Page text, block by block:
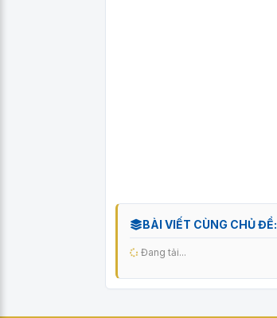
BÀI VIẾT CÙNG CHỦ ĐỀ:
Đang tải...